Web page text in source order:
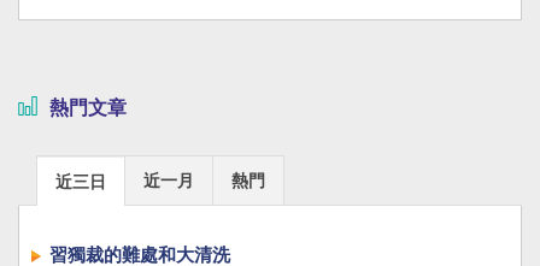
熱門文章
近三日 近一月 熱門
習獨裁的難處和大清洗